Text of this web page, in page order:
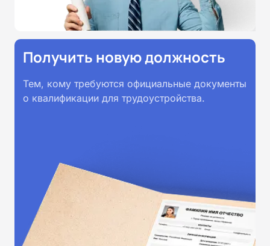
Получить новую должность
Тем, кому требуются официальные документы
о квалификации для трудоустройства.